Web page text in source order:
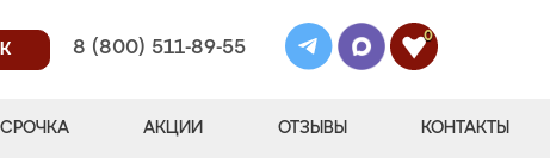
8 (800) 511-89-55
0
АКЦИИ ОТЗЫВЫ КОНТАКТЫ